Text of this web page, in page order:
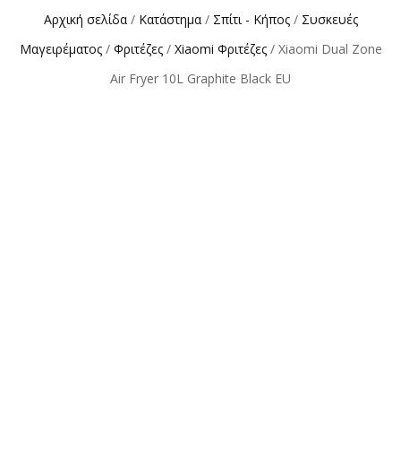
Αρχική σελίδα/ Κατάστημα/ Σπίτι - Κήπος/ Συσκευές
Μαγειρέματος/ Φριτέζες/ Xiaomi Φριτέζες/ Xiaomi Dual Zone
Air Fryer 10L Graphite Black EU